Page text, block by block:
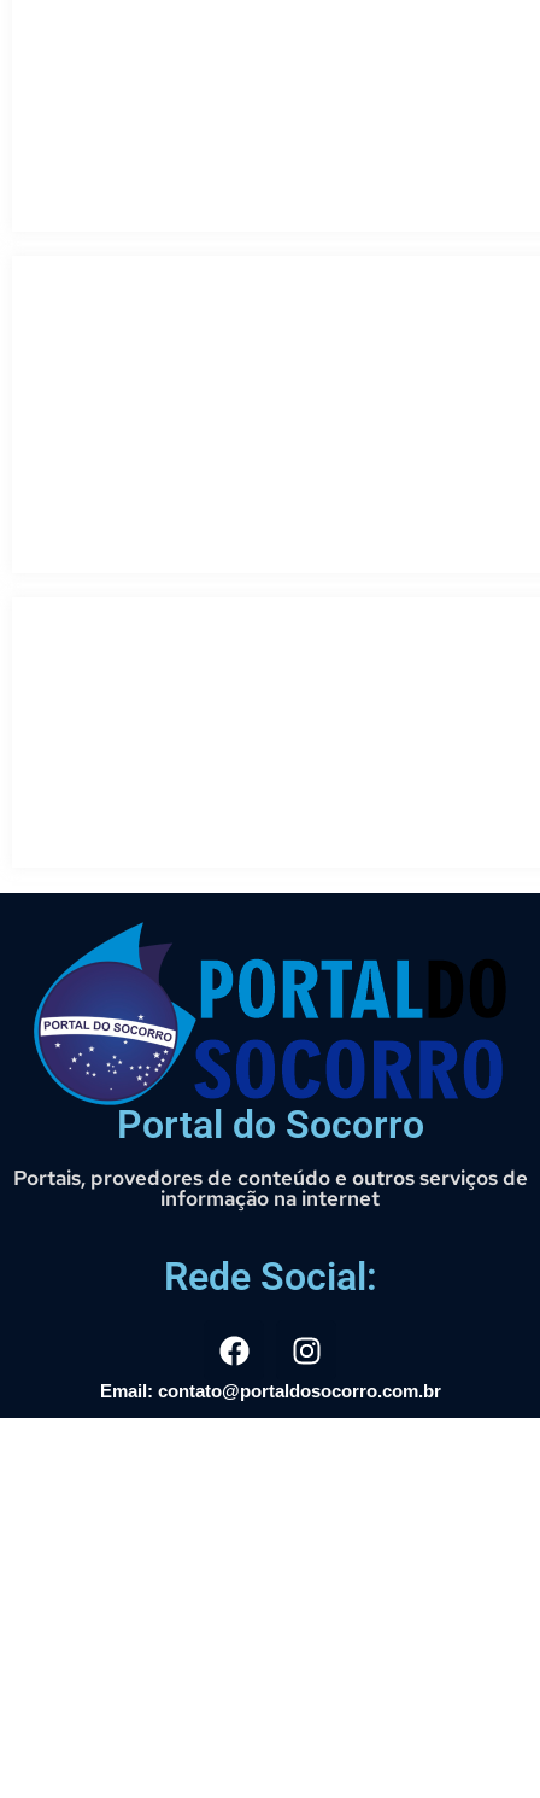
Portal do Socorro
Portais, provedores de conteúdo e outros serviços de
informação na internet
Rede Social:
Email: contato@portaldosocorro.com.br